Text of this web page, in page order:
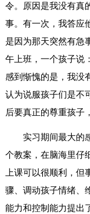
令。原因是我没有真
事。有一次，我答应
是因为那天突然有急
午上班，一个孩子说
感到惭愧的是，我没
认为说服孩子们是不
后要真正的尊重孩子
实习期间最大的
个教案，在脑海里仔
上课可以很顺利，
骤、调动孩子情绪、
能力和控制能力提出